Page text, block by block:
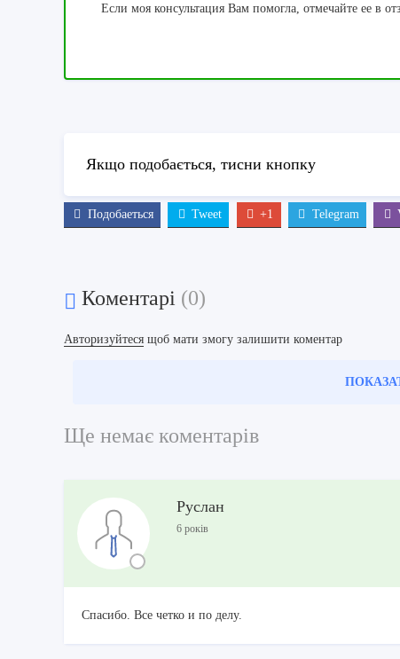
Если моя консультация Вам помогла, отмечайте ее в
Якщо подобається, тисни кнопку
Подобаеться Tweet +1 Telegram
Коментарі (0)
Авторизуйтеся щоб мати змогу залишити коментар
Ще немає коментарів
Руслан
6 років
Спасибо. Все четко и по делу.